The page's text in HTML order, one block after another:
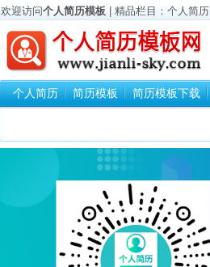
欢迎访问个人简历模板 | 精品栏目： 个人简历
个人简历 简历模板 简历模板下载